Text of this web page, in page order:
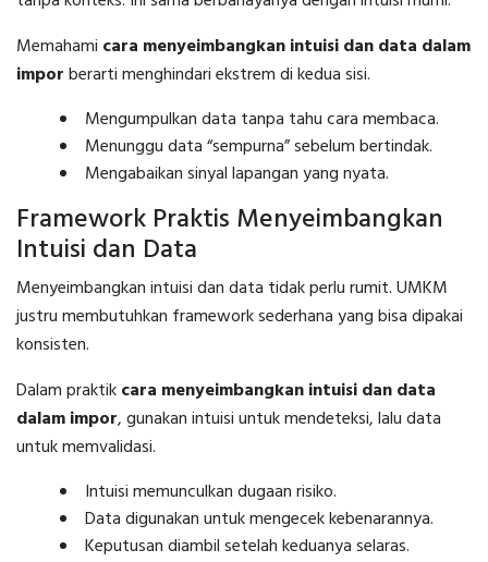
Memahami cara menyeimbangkan intuisi dan data dalam
imporberarti menghindari ekstrem di kedua sisi.
Mengumpulkan data tanpa tahu cara membaca.
Menunggu data “sempurna” sebelum bertindak.
Mengabaikan sinyal lapangan yang nyata.
Framework Praktis Menyeimbangkan
Intuisi dan Data
Menyeimbangkan intuisi dan data tidak perlu rumit. UMKM
justru membutuhkan framework sederhana yang bisa dipakai
konsisten.
Dalam praktikcara menyeimbangkan intuisi dan data
dalam impor, gunakan intuisi untuk mendeteksi, lalu data
untuk memvalidasi.
Intuisi memunculkan dugaan risiko.
Data digunakan untuk mengecek kebenarannya.
Keputusan diambil setelah keduanya selaras.